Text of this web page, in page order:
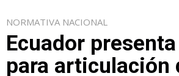
NORMATIVA NACIONAL
Ecuador
para articulación